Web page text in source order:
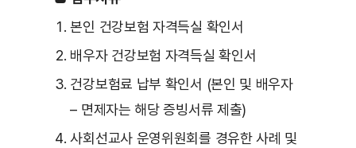
본인 건강보험 자격득실 확인서
배우자 건강보험 자격득실 확인서
건강보험료 납부 확인서 (본인 및 배우자
– 면제자는 해당 증빙서류 제출)
사회선교사 운영위원회를 경유한 사례 및